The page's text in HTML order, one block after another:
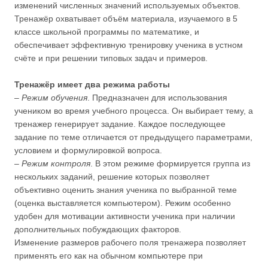
изменений численных значений используемых объектов.
Тренажёр охватывает объём материала, изучаемого в 5
классе школьной программы по математике, и
обеспечивает эффективную тренировку ученика в устном
счёте и при решении типовых задач и примеров.
Тренажёр имеет два режима работы
– Режим обучения . Предназначен для использования
учеником во время учебного процесса. Он выбирает тему, а
тренажер генерирует задание. Каждое последующее
задание по теме отличается от предыдущего параметрами,
условием и формулировкой вопроса.
– Режим контроля . В этом режиме формируется группа из
нескольких заданий, решение которых позволяет
объективно оценить знания ученика по выбранной теме
(оценка выставляется компьютером). Режим особенно
удобен для мотивации активности ученика при наличии
дополнительных побуждающих факторов.
Изменение размеров рабочего поля тренажера позволяет
применять его как на обычном компьютере при